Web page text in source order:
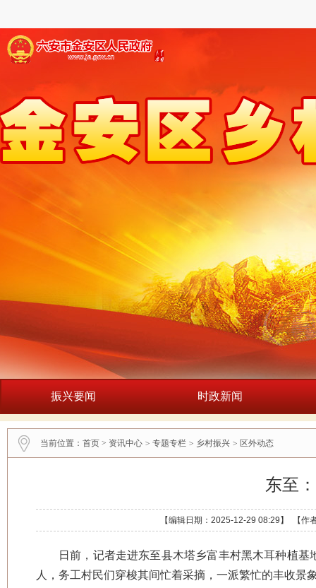
振兴要闻 时政新闻
当前位置： 首页 > 资讯中心 > 专题专栏 > 乡村振兴 > 区外动态
东至
【编辑日期：2025-12-29 08:29】 【作
日前，记者走进东至县木塔乡富丰村黑木耳种植
人，务工村民们穿梭其间忙着采摘，一派繁忙的丰收景